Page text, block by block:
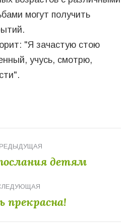
могут получить
"Я зачастую стою
учусь, смотрю,
Предыдущая
детям
Следующая
прекрасна!